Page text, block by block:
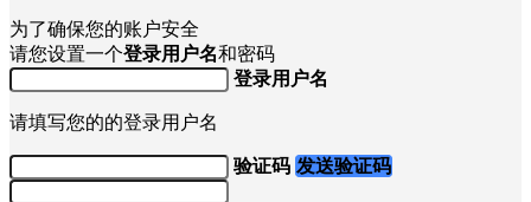
为了确保您的账户安全
请您设置一个登录用户名和密码
登录用户名
请填写您的的登录用户名
验证码 发送验证码